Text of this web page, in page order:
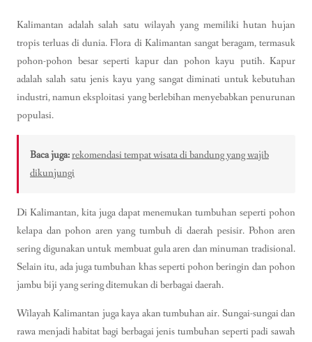
Kalimantan adalah salah satu wilayah yang memiliki hutan hujan
tropis terluas di dunia. Flora di Kalimantan sangat beragam, termasuk
pohon-pohon besar seperti kapur dan pohon kayu putih. Kapur
adalah salah satu jenis kayu yang sangat diminati untuk kebutuhan
industri, namun eksploitasi yang berlebihan menyebabkan penurunan
populasi.
Baca juga:rekomendasi tempat wisata di bandung yang wajib
dikunjungi
Di Kalimantan, kita juga dapat menemukan tumbuhan seperti pohon
kelapa dan pohon aren yang tumbuh di daerah pesisir. Pohon aren
sering digunakan untuk membuat gula aren dan minuman tradisional.
Selain itu, ada juga tumbuhan khas seperti pohon beringin dan pohon
jambu biji yang sering ditemukan di berbagai daerah.
Wilayah Kalimantan juga kaya akan tumbuhan air. Sungai-sungai dan
rawa menjadi habitat bagi berbagai jenis tumbuhan seperti padi sawah